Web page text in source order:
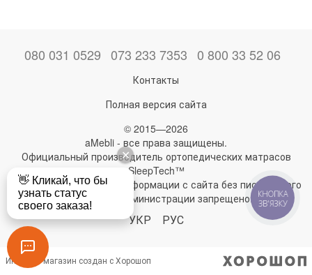
080 031 0529 073 233 7353 0 800 33 52 06
Контакты
Полная версия сайта
© 2015—2026
aMebli - все права защищены.
Официальный производитель ортопедических матрасов
SleepTech™
Любое использование информации с сайта без письменного
разрешения администрации запрещено!
УКР РУС
Интернет-магазин создан с Хорошоп
КНОПКА
ЗВ'ЯЗКУ